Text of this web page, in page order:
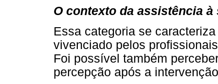
O contexto da assistência à
Essa categoria se
vivenciado pelos
Foi possível também
percepção após a